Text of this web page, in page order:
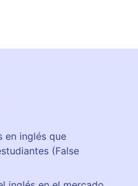
en inglés que
(False